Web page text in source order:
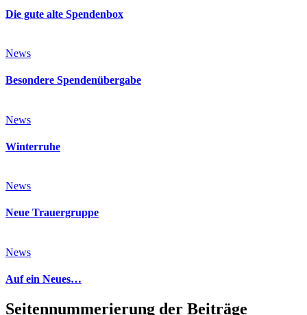
Die gute alte Spendenbox
News
Besondere Spendenübergabe
News
Winterruhe
News
Neue Trauergruppe
News
Auf ein Neues…
Seitennummerierung der Beiträge